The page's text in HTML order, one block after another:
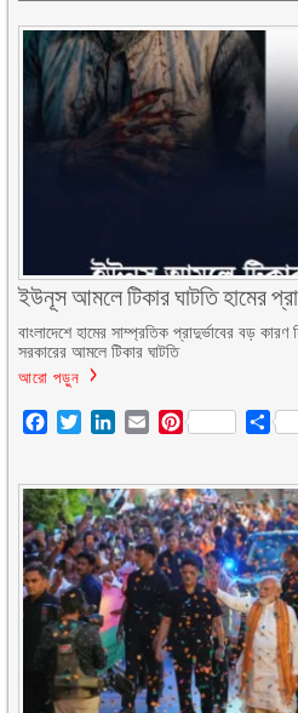
ইউনূস আমলে টিকার ঘাটতি হামের
বাংলাদেশে হামের সাম্প্রতিক প্রাদুর্ভাবের বড়
সরকারের আমলে টিকার ঘাটতি
আরো পড়ুন
Facebook
TwitterLinkedIn
EmailPinterest